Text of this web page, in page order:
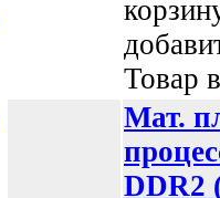
Товар
Мат.
DDR2